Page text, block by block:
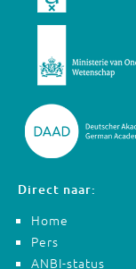
Direct naar:
Home
Pers
ANBI-status